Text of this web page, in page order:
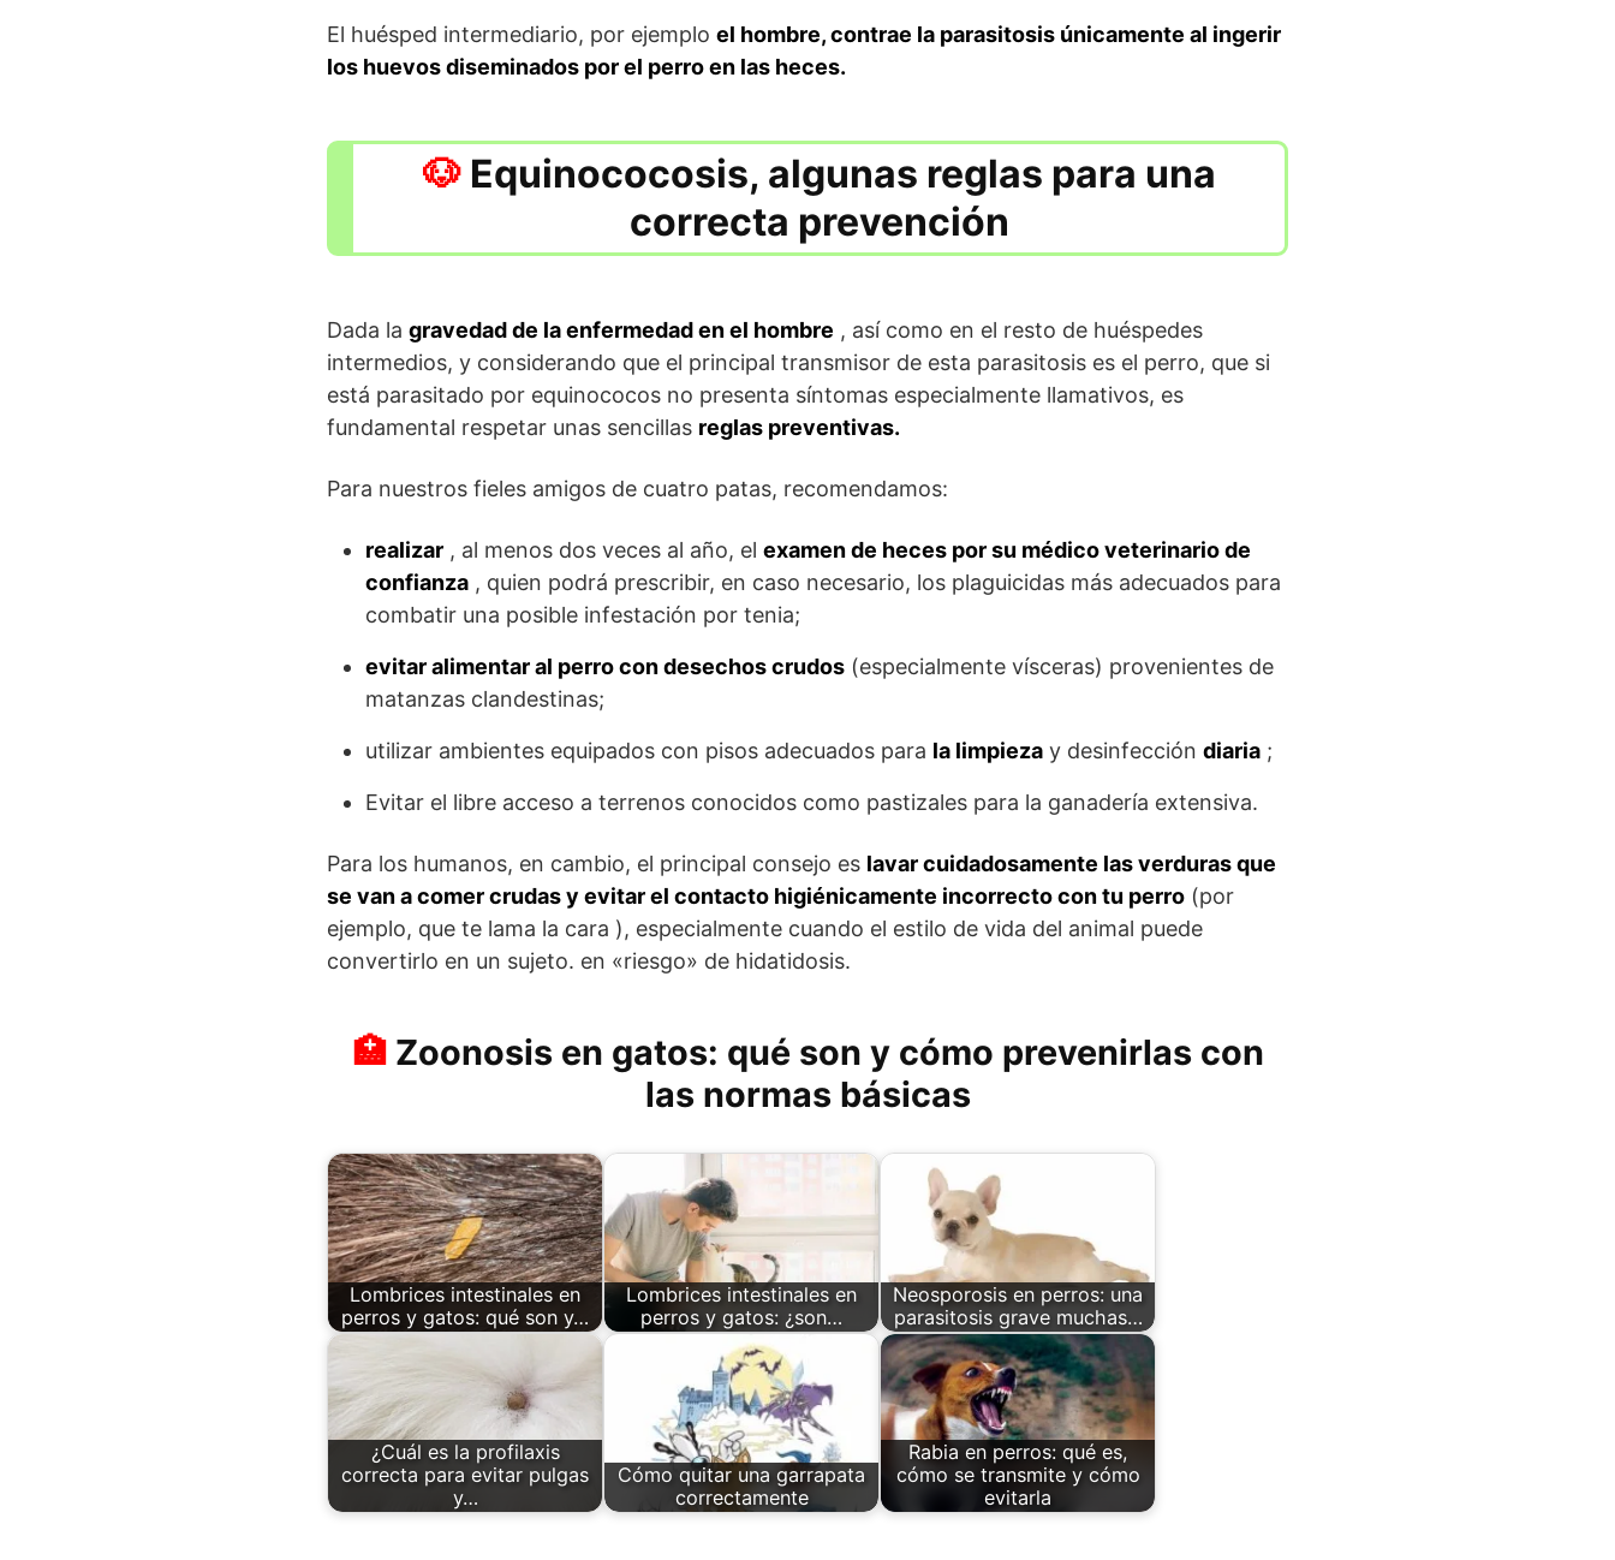
El huésped intermediario, por ejemplo el hombre, contrae la parasitosis únicamente al ingerir
los huevos diseminados por el perro en las heces.
Equinococosis, algunas reglas para una
correcta prevención
Dada la gravedad de la enfermedad en el hombre , así como en el resto de huéspedes
intermedios, y considerando que el principal transmisor de esta parasitosis es el perro, que si
está parasitado por equinococos no presenta síntomas especialmente llamativos, es
fundamental respetar unas sencillas reglas preventivas.
Para nuestros fieles amigos de cuatro patas, recomendamos:
realizar , al menos dos veces al año, el examen de heces por su médico veterinario de
confianza , quien podrá prescribir, en caso necesario, los plaguicidas más adecuados para
combatir una posible infestación por tenia;
evitar alimentar al perro con desechos crudos (especialmente vísceras) provenientes de
matanzas clandestinas;
utilizar ambientes equipados con pisos adecuados para la limpieza y desinfección diaria ;
Evitar el libre acceso a terrenos conocidos como pastizales para la ganadería extensiva.
Para los humanos, en cambio, el principal consejo es lavar cuidadosamente las verduras que
se van a comer crudas y evitar el contacto higiénicamente incorrecto con tu perro (por
ejemplo, que te lama la cara ), especialmente cuando el estilo de vida del animal puede
convertirlo en un sujeto. en «riesgo» de hidatidosis.
Zoonosis en gatos: qué son y cómo prevenirlas con
las normas básicas
Lombrices intestinales en
perros y gatos: qué son y…
Lombrices intestinales en
perros y gatos: ¿son…
Neosporosis en perros: una
parasitosis grave muchas…
¿Cuál es la profilaxis
correcta para evitar pulgas
y…
Cómo quitar una garrapata
correctamente
Rabia en perros: qué es,
cómo se transmite y cómo
evitarla